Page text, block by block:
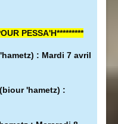
PESSA'H*********
: Mardi 7 avril
'hametz) :